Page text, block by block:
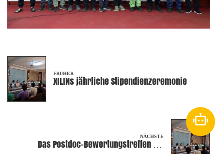
FRÜHER
XILINs jährliche Stipendienzeremonie
NÄCHSTE
Das Postdoc-Bewertungstreffen für